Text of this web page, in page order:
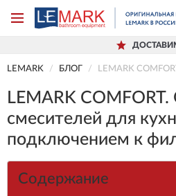
ДОСТАВИМПО
LEMARK БЛОГ LEMARK
LEMARK
смесителей для
подключением к
Содержание